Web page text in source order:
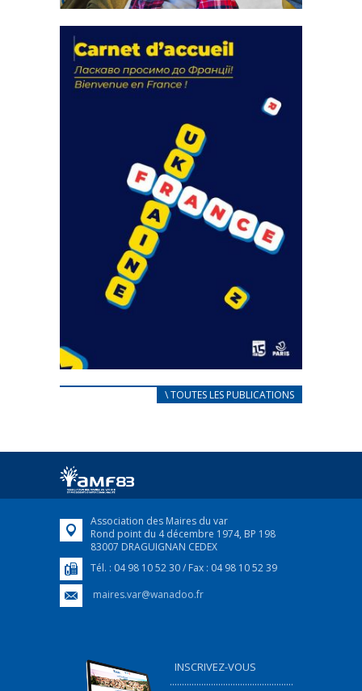
actions
18 septembre 2023
FEUILLETER
CARNET D’ACCUEIL
Afin d’accompagner au mieux les réfugiés
FEUILLETER
\ TOUTES LES PUBLICATIONS
Association des Maires du var
Rond point du 4 décembre 1974, BP 198
83007 DRAGUIGNAN CEDEX
Tél. : 04 98 10 52 30 / Fax : 04 98 10 52 39
maires.var@wanadoo.fr
INSCRIVEZ-VOUS
...................................................